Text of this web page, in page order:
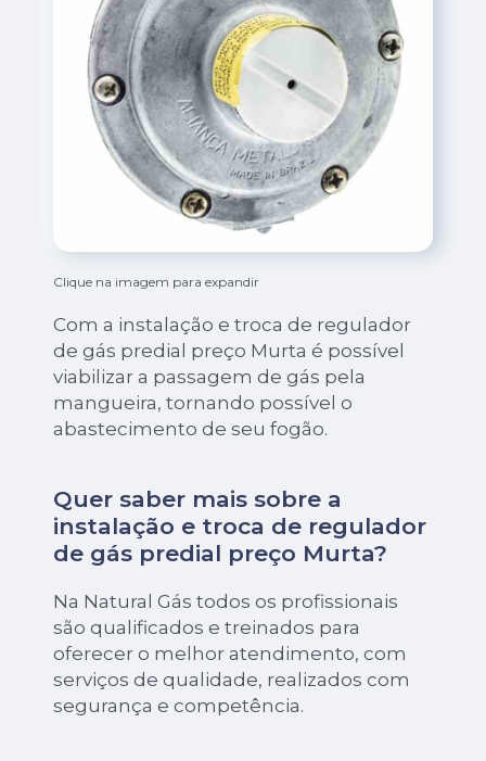
Clique na imagem para expandir
Com a instalação e troca de regulador
de gás predial preço Murta é possível
viabilizar a passagem de gás pela
mangueira, tornando possível o
abastecimento de seu fogão.
Quer saber mais sobre a
instalação e troca de regulador
de gás predial preço Murta?
Na Natural Gás todos os profissionais
são qualificados e treinados para
oferecer o melhor atendimento, com
serviços de qualidade, realizados com
segurança e competência.